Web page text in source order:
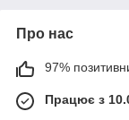
Нержавіюча сталь
агресивних
ідеально
миються, не
санітарно-
часто обирають
Про нас
97%
Працює з